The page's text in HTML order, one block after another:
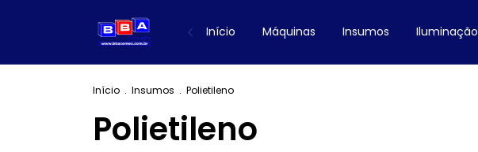
Início Máquinas Insumos Iluminação
Início . Insumos . Polietileno
Polietileno